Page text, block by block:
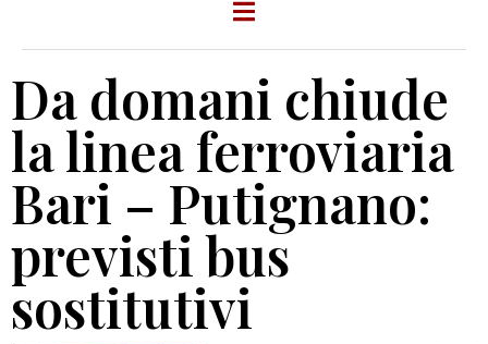
Da domani chiude
la linea ferroviaria
Bari – Putignano:
previsti bus
sostitutivi